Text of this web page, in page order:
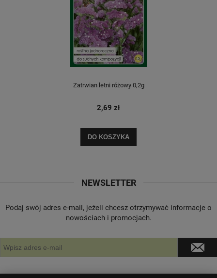
Zatrwian letni różowy 0,2g
2,69 zł
DO KOSZYKA
NEWSLETTER
Podaj swój adres e-mail, jeżeli chcesz otrzymywać informacje o
nowościach i promocjach.